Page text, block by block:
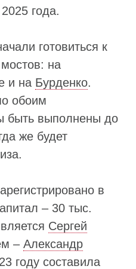
года.
готовиться к
на
и на Бурденко.
обоим
быть выполнены до
же будет
в
– 30 тыс.
Сергей
– Александр
году составила